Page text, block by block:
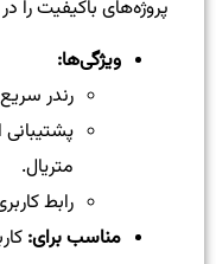
پروژه‌های باکیفیت
ویژگی‌ها:
رندر
پشتیبانی
متریال.
رابط
مناسب برای: